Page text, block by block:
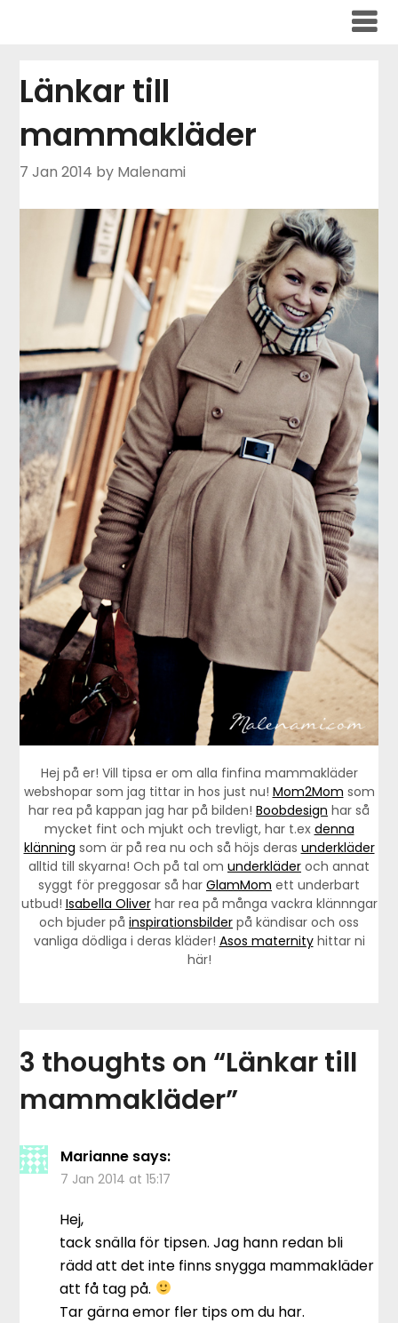
Länkar till
mammakläder
7 Jan 2014 by Malenami
Hej på er! Vill tipsa er om alla finfina mammakläder
webshopar som jag tittar in hos just nu! Mom2Mom som
har rea på kappan jag har på bilden! Boobdesign har så
mycket fint och mjukt och trevligt, har t.ex denna
klänning som är på rea nu och så höjs deras underkläder
alltid till skyarna! Och på tal om underkläder och annat
syggt för preggosar så har GlamMom ett underbart
utbud! Isabella Oliverhar rea på många vackra klännngar
och bjuder på inspirationsbilder på kändisar och oss
vanliga dödliga i deras kläder! Asos maternityhittar ni
här!
3 thoughts on “Länkar till
mammakläder”
Marianne says:
7 Jan 2014 at 15:17
Hej,
tack snälla för tipsen. Jag hann redan bli
rädd att det inte finns snygga mammakläder
att få tag på.
Tar gärna emor fler tips om du har.